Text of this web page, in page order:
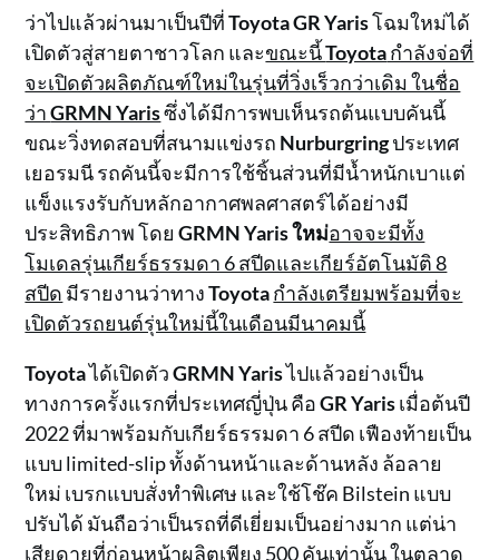
ว่าไปแล้วผ่านมาเป็นปีที่Toyota GR Yarisโฉมใหม่ได้
เปิดตัวสู่สายตาชาวโลก และขณะนี้Toyotaกำลังจ่อที่
จะเปิดตัวผลิตภัณฑ์ใหม่ในรุ่นที่วิ่งเร็วกว่าเดิม ในชื่อ
ว่าGRMN Yarisซึ่งได้มีการพบเห็นรถต้นแบบคันนี้
ขณะวิ่งทดสอบที่สนามแข่งรถ Nurburgringประเทศ
เยอรมนี รถคันนี้จะมีการใช้ชิ้นส่วนที่มีน้ำหนักเบาแต่
แข็งแรงรับกับหลักอากาศพลศาสตร์ได้อย่างมี
ประสิทธิภาพ โดยGRMN Yaris ใหม่อาจจะมีทั้ง
โมเดลรุ่นเกียร์ธรรมดา 6 สปีดและเกียร์อัตโนมัติ 8
สปีด มีรายงานว่าทางToyotaกำลังเตรียมพร้อมที่จะ
เปิดตัวรถยนต์รุ่นใหม่นี้ในเดือนมีนาคมนี้
Toyotaได้เปิดตัวGRMN Yarisไปแล้วอย่างเป็น
ทางการครั้งแรกที่ประเทศญี่ปุ่น คือGR Yarisเมื่อต้นปี
2022 ที่มาพร้อมกับเกียร์ธรรมดา 6 สปีด เฟืองท้ายเป็น
แบบ limited-slip ทั้งด้านหน้าและด้านหลัง ล้อลาย
ใหม่ เบรกแบบสั่งทำพิเศษ และใช้โช๊ค Bilstein แบบ
ปรับได้ มันถือว่าเป็นรถที่ดีเยี่ยมเป็นอย่างมาก แต่น่า
เสียดายที่ก่อนหน้าผลิตเพียง 500 คันเท่านั้น ในตลาด